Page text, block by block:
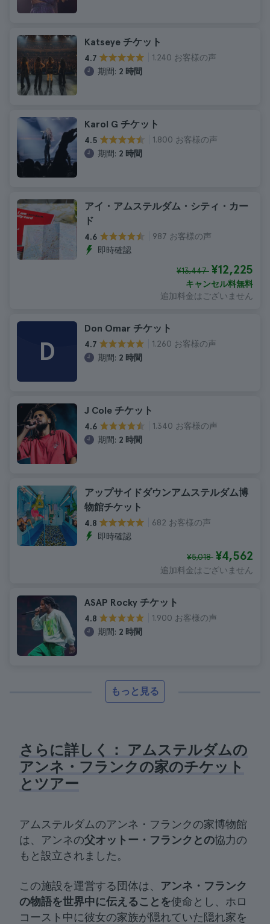
Katseye チケット
4.7
1.240 お客様の声
期間: 2 時間
Karol G チケット
4.5
1.800 お客様の声
期間: 2 時間
アイ・アムステルダム・シティ・カー
ド
4.6
987 お客様の声
即時確認
¥13,447 ¥12,225
キャンセル料無料
追加料金はございません
D
Don Omar チケット
4.7
1.260 お客様の声
期間: 2 時間
J Cole チケット
4.6
1.340 お客様の声
期間: 2 時間
アップサイドダウンアムステルダム博
物館チケット
4.8
682 お客様の声
即時確認
¥5,018 ¥4,562
追加料金はございません
ASAP Rocky チケット
4.8
1.900 お客様の声
期間: 2 時間
もっと見る
さらに詳しく： アムステルダムの
アンネ・フランクの家のチケット
とツアー
アムステルダムのアンネ・フランクの家博物館
は、アンネの父オットー・フランクとの協力の
もと設立されました。
この施設を運営する団体は、 アンネ・フランク
の物語を世界中に伝えることを使命とし、ホロ
コースト中に彼女の家族が隠れていた隠れ家を